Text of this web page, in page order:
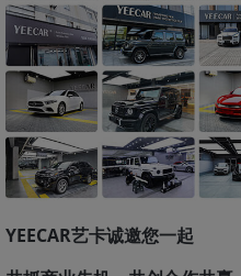
YEECAR艺卡诚邀您一起